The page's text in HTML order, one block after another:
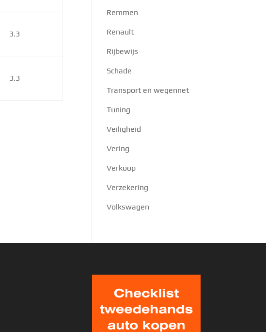
3.3
3.3
Remmen
Renault
Rijbewijs
Schade
Transport en wegennet
Tuning
Veiligheid
Vering
Verkoop
Verzekering
Volkswagen